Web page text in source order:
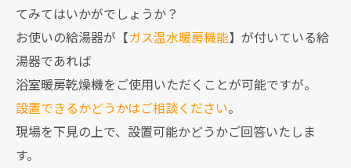
てみてはいかがでしょうか？
お使いの給湯器が【ガス温水暖房機能】が付いている給
湯器であれば
浴室暖房乾燥機をご使用いただくことが可能ですが。
設置できるかどうかはご相談ください。
現場を下見の上で、設置可能かどうかご回答いたしま
す。